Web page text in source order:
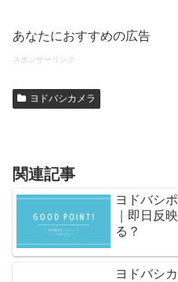
あなたにおすすめの広告
スポンサーリンク
ヨドバシカメラ
関連記事
ヨドバシ
｜即日反
る？
ヨドバシ